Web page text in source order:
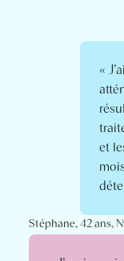
«
et
Stéphane, 42 ans,